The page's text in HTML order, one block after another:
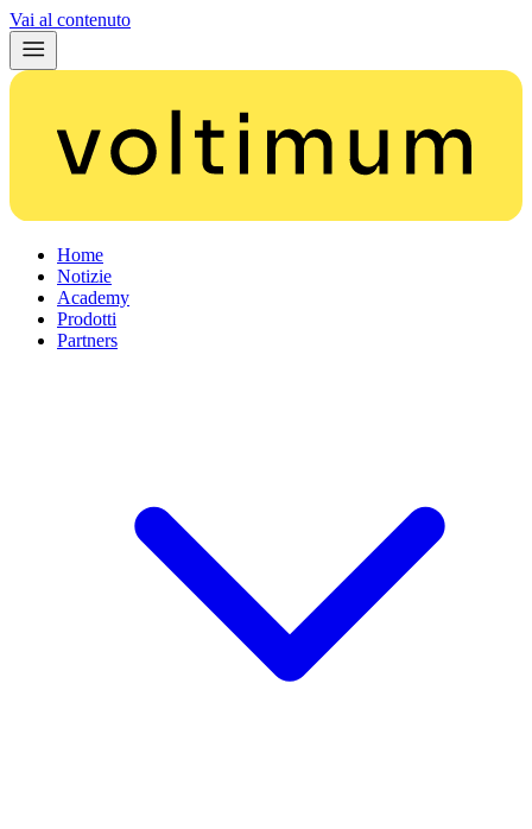
Vai al contenuto
Home
Notizie
Academy
Prodotti
Partners